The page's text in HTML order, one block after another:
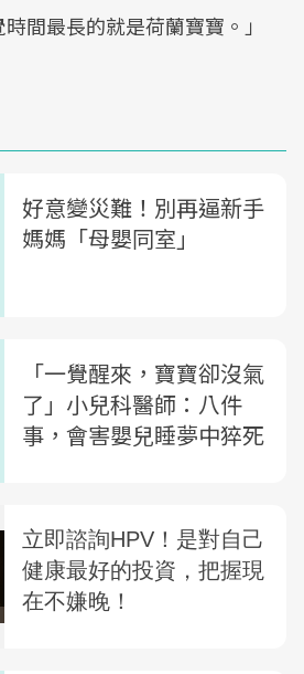
間最長的就是荷蘭寶寶。」
好意變災難！別再逼新手
媽媽「母嬰同室」
「一覺醒來，寶寶卻沒氣
了」小兒科醫師：八件
事，會害嬰兒睡夢中猝死